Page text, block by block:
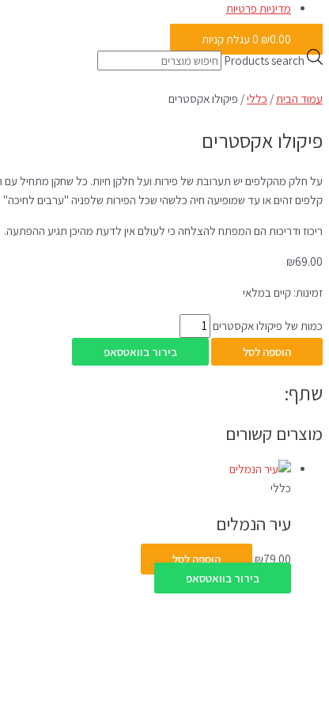
מדיניות פרטיות
₪0.00
0 עגלת קניות
Products search
עמוד הבית/ כללי/ פיקולו אקסטרים
פיקולו אקסטרים
על חלק מהקלפים יש תערובת של פירות ועל חלקן חיות. כל שחקן מתחיל עם
קלפים זהים או עד שמופיעה חיה כלשהי שכל הפירות שלפניה "ערבים
ריכוז ודריכות הם המפתח להצלחה כי לעולם אין לדעת מהיכן תגיע ההפתעה.
₪69.00
זמינות: קיים במלאי
כמות של פיקולו אקסטרים
הוספה לסל
בירור בוואטסאפ
שתף:
מוצרים קשורים
כללי
עיר הנמלים
₪79.00
הוספה לסל
בירור בוואטסאפ